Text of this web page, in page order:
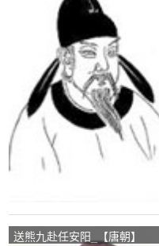
送熊九赴任安阳_【唐朝】